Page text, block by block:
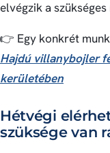
elvégzik a szükséges
👉 Egy konkrét
Hajdú villanybojler
kerületében
Hétvégi
szüksége van